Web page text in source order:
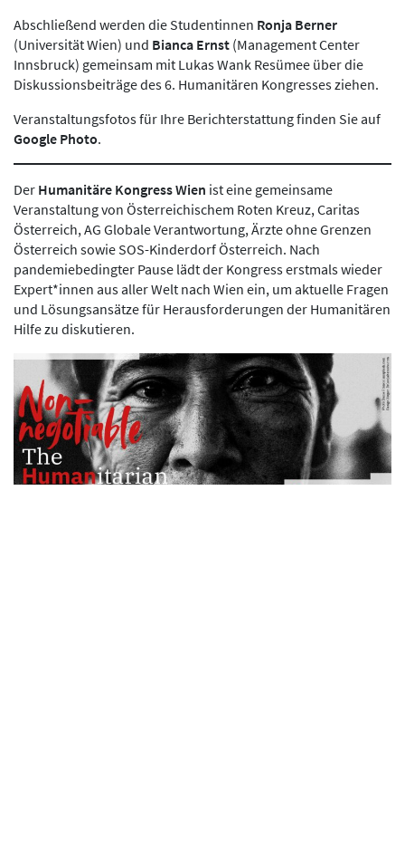
Abschließend werden die Studentinnen Ronja Berner
(Universität Wien) und Bianca Ernst (Management Center
Innsbruck) gemeinsam mit Lukas Wank Resümee über die
Diskussionsbeiträge des 6. Humanitären Kongresses ziehen.
Veranstaltungsfotos für Ihre Berichterstattung finden Sie auf
Google Photo.
Der Humanitäre Kongress Wien ist eine gemeinsame
Veranstaltung von Österreichischem Roten Kreuz, Caritas
Österreich, AG Globale Verantwortung, Ärzte ohne Grenzen
Österreich sowie SOS-Kinderdorf Österreich. Nach
pandemiebedingter Pause lädt der Kongress erstmals wieder
Expert*innen aus aller Welt nach Wien ein, um aktuelle Fragen
und Lösungsansätze für Herausforderungen der Humanitären
Hilfe zu diskutieren.